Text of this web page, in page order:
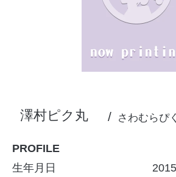
澤村ピク丸 さわむらぴ
PROFILE
生年月日